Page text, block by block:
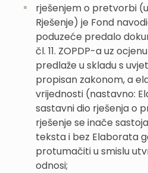
rješenjem o pretvorbi
Rješenje) je Fond
poduzeće predalo
čl. 11. ZOPDP-a uz
predlaže u skladu s
propisan zakonom, a
vrijednosti (nastavno:
sastavni dio rješenja o
rješenje se inače
teksta i bez Elaborata
protumačiti u smislu
odnosi;